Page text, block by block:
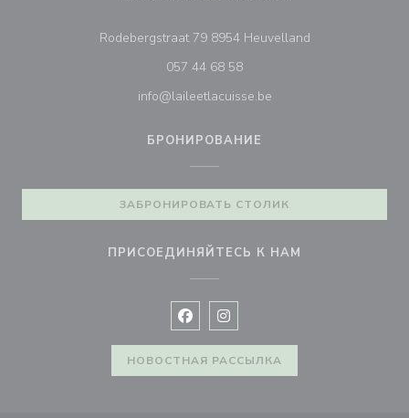
Rodebergstraat 79 8954 Heuvelland((открывается
057 44 68 58
info@laileetlacuisse.be
БРОНИРОВАНИЕ
ЗАБРОНИРОВАТЬ СТОЛИК
ПРИСОЕДИНЯЙТЕСЬ К НАМ
Facebook ((открывается в новом
Instagram ((открывается в
НОВОСТНАЯ РАССЫЛКА